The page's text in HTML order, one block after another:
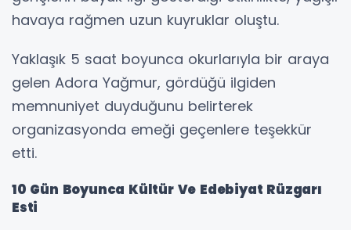
havaya rağmen uzun kuyruklar oluştu.
Yaklaşık 5 saat boyunca okurlarıyla bir araya
gelen Adora Yağmur, gördüğü ilgiden
memnuniyet duyduğunu belirterek
organizasyonda emeği geçenlere teşekkür
etti.
10 Gün Boyunca Kültür Ve Edebiyat Rüzgarı
Esti